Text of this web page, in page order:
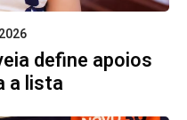
define apoios
a lista